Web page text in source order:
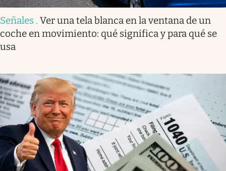
Señales . Ver una tela blanca en la ventana de un
coche en movimiento: qué significa y para qué se
usa